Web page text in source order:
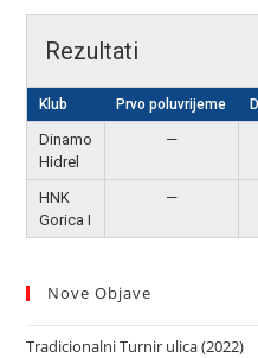
Rezultati
Klub Prvo poluvrijeme
Dinamo
Hidrel
—
HNK
Gorica I
—
Nove Objave
Tradicionalni Turnir ulica (2022)